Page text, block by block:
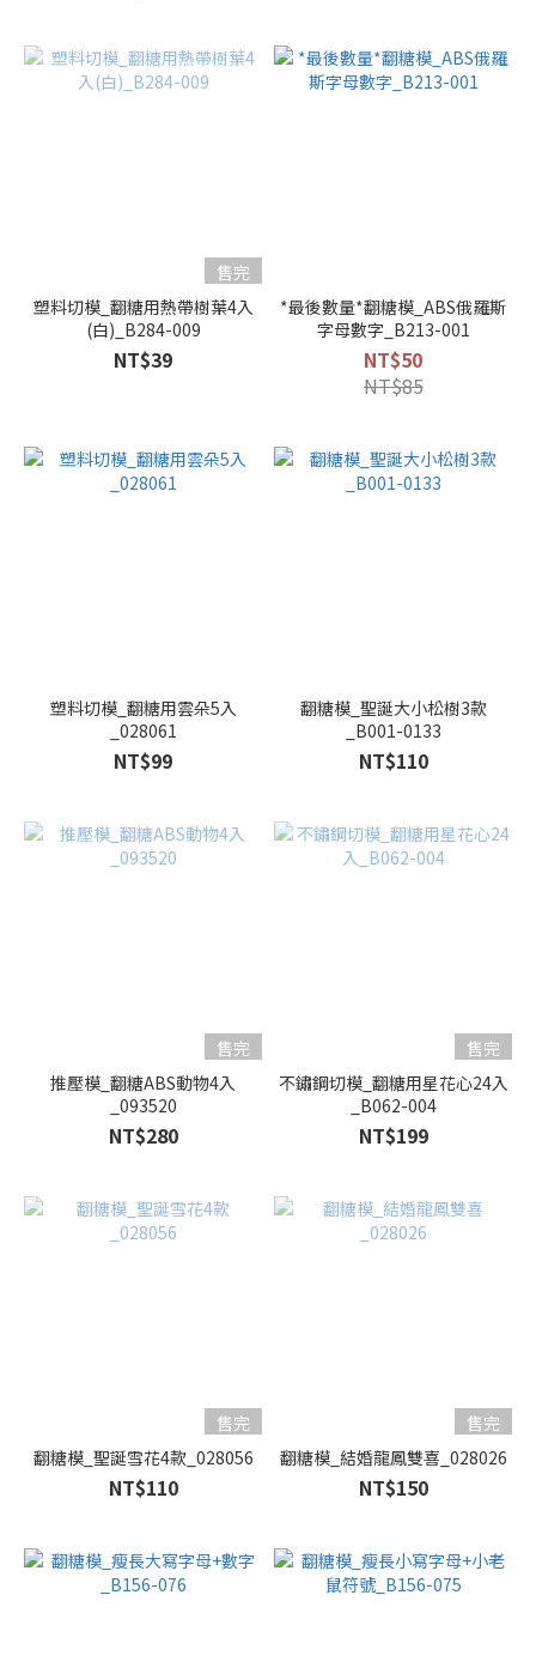
售完
塑料切模_翻糖用熱帶樹葉4入
(白)_B284-009
NT$39
*最後數量*翻糖模_ABS俄羅斯
字母數字_B213-001
NT$50
NT$85
塑料切模_翻糖用雲朵5入
_028061
NT$99
翻糖模_聖誕大小松樹3款
_B001-0133
NT$110
售完
推壓模_翻糖ABS動物4入
_093520
NT$280
售完
不鏽鋼切模_翻糖用星花心24入
_B062-004
NT$199
售完
翻糖模_聖誕雪花4款_028056
NT$110
售完
翻糖模_結婚龍鳳雙喜_028026
NT$150